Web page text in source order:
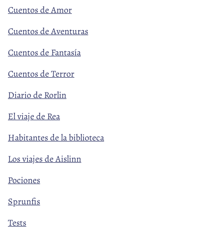
Cuentos de Amor
Cuentos de Aventuras
Cuentos de Fantasía
Cuentos de Terror
Diario de Rorlin
El viaje de Rea
Habitantes de la biblioteca
Los viajes de Aislinn
Pociones
Sprunfis
Tests